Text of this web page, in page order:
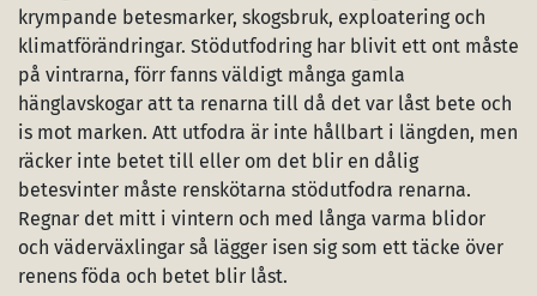
krympande betesmarker, skogsbruk, exploatering och
klimatförändringar. Stödutfodring har blivit ett ont måste
på vintrarna, förr fanns väldigt många gamla
hänglavskogar att ta renarna till då det var låst bete och
is mot marken. Att utfodra är inte hållbart i längden, men
räcker inte betet till eller om det blir en dålig
betesvinter måste renskötarna stödutfodra renarna.
Regnar det mitt i vintern och med långa varma blidor
och väderväxlingar så lägger isen sig som ett täcke över
renens föda och betet blir låst.